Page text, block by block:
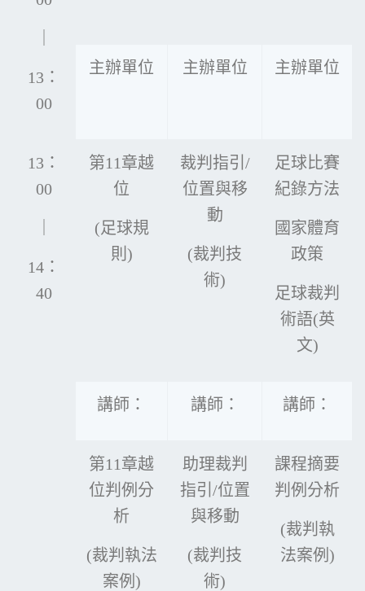
13：
00
主辦單位 主辦單位 主辦單位
13：
00
14：
40
第11章越
位
(足球規
則)
裁判指引/
位置與移
動
(裁判技
術)
足球比賽
紀錄方法
國家體育
政策
足球裁判
術語(英
文)
講師： 講師： 講師：
第11章越
位判例分
析
(裁判執法
案例)
助理裁判
指引/位置
與移動
(裁判技
術)
課程摘要
判例分析
(裁判執
法案例)